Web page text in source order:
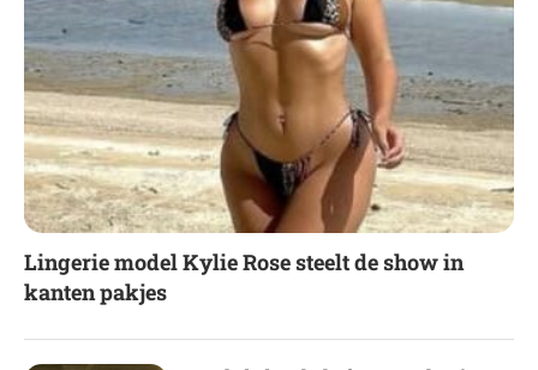
Lingerie model Kylie Rose steelt de show in
kanten pakjes